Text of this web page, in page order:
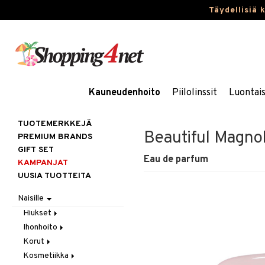
Täydellisiä
Kauneudenhoito Piilolinssit
Beautiful
Eau de parfum
TUOTEMERKKEJÄ
PREMIUM BRANDS
GIFT SET
KAMPANJAT
UUSIA TUOTTEITA
Naisille
Hiukset
Gift Set
Harjat / Kammat
Hiuskuurit
Ihonhoito
Aurinkotuotteet
Erikoistuotteet
Korut
Kaulakorut
Kosmetiikka